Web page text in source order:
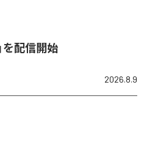
を配信開始
2026.8.9